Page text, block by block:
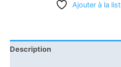
Ajouter à la
Description